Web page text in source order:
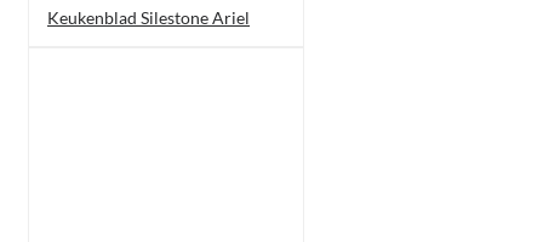
Keukenblad Silestone Ariel